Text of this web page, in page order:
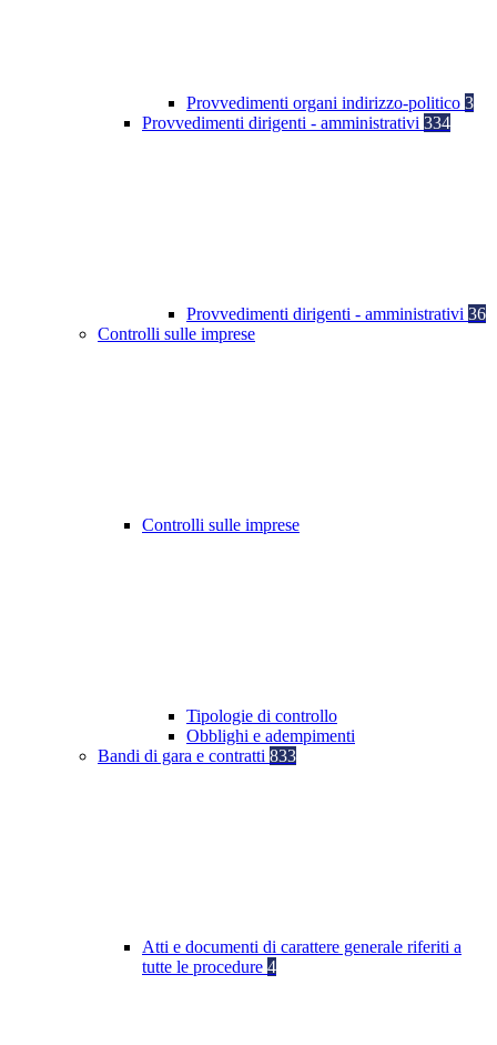
Provvedimenti organi indirizzo-politico 3
Provvedimenti dirigenti - amministrativi 334
Provvedimenti dirigenti - amministrativi 36
Controlli sulle imprese
Controlli sulle imprese
Tipologie di controllo
Obblighi e adempimenti
Bandi di gara e contratti 833
Atti e documenti di carattere generale riferiti a
tutte le procedure 4